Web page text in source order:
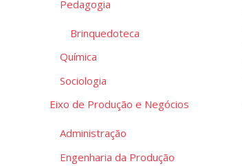
Pedagogia
Brinquedoteca
Química
Sociologia
Eixo de Produção e Negócios
Administração
Engenharia da Produção